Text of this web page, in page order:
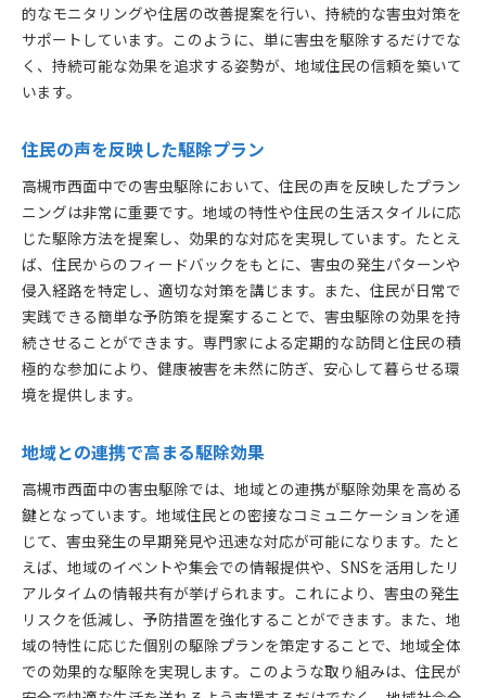
的なモニタリングや住居の改善提案を行い、持続的な害虫対策を
サポートしています。このように、単に害虫を駆除するだけでな
く、持続可能な効果を追求する姿勢が、地域住民の信頼を築いて
います。
住民の声を反映した駆除プラン
高槻市西面中での害虫駆除において、住民の声を反映したプラン
ニングは非常に重要です。地域の特性や住民の生活スタイルに応
じた駆除方法を提案し、効果的な対応を実現しています。たとえ
ば、住民からのフィードバックをもとに、害虫の発生パターンや
侵入経路を特定し、適切な対策を講じます。また、住民が日常で
実践できる簡単な予防策を提案することで、害虫駆除の効果を持
続させることができます。専門家による定期的な訪問と住民の積
極的な参加により、健康被害を未然に防ぎ、安心して暮らせる環
境を提供します。
地域との連携で高まる駆除効果
高槻市西面中の害虫駆除では、地域との連携が駆除効果を高める
鍵となっています。地域住民との密接なコミュニケーションを通
じて、害虫発生の早期発見や迅速な対応が可能になります。たと
えば、地域のイベントや集会での情報提供や、SNSを活用したリ
アルタイムの情報共有が挙げられます。これにより、害虫の発生
リスクを低減し、予防措置を強化することができます。また、地
域の特性に応じた個別の駆除プランを策定することで、地域全体
での効果的な駆除を実現します。このような取り組みは、住民が